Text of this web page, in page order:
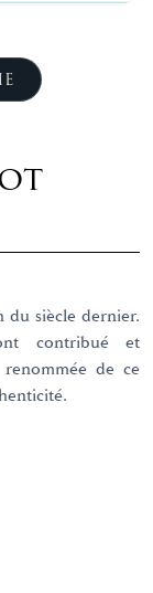
siècle dernier.
contribué et
de ce